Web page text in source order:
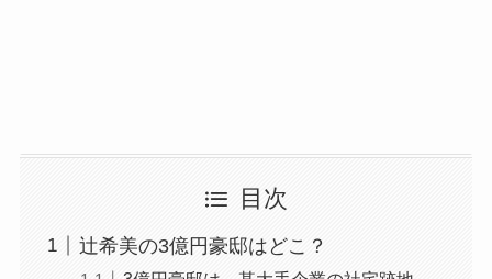
目次
辻希美の3億円豪邸はどこ？